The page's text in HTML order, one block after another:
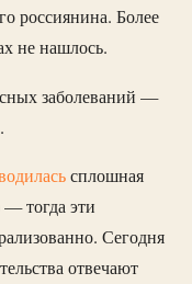
россиянина. Более
не нашлось.
заболеваний —
сплошная
— тогда эти
Сегодня
отвечают